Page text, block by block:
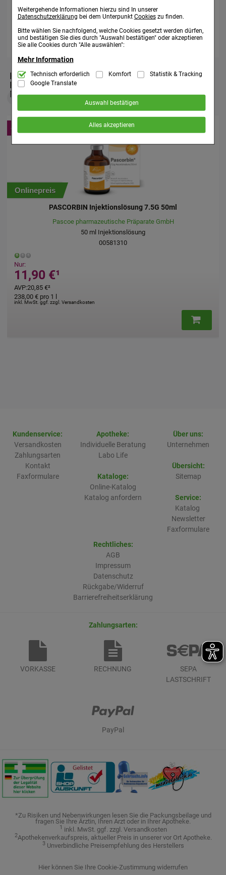
Weitergehende Informationen hierzu sind In unserer
Datenschutzerklärung bei dem Unterpunkt Cookieszu finden.
Bitte wählen Sie nachfolgend, welche Cookies gesetzt werden dürfen,
und bestätigen Sie dies durch "Auswahl bestätigen" oder akzeptieren
Sie alle Cookies durch "Alle auswählen":
Mehr Information
Technisch Notwendig:Hierbei handelt es sich um Cookies, die für
die Grundfunktionen unserer Website notwendig sind (z.B. Navigation,
Warenkorb, Kundenkonto), weshalb auf diese nicht verzichtet werden
kann.
Komfort:Diese Cookies werden genutzt um das Einkaufserlebnis
noch ansprechender zu gestalten, beispielsweise für die
Wiedererkennung des Besuchers oder unsere Seite an bevorzugte
Verhaltensweisen (z.B. Spracheinstellung) anzupassen. Komfort-
Inhalte anzuzeigen und unser Partnerprogramm zu betreiben.
Hierüber lassen sich Informationen über die
Art und Weise der Nutzung unserer Website sammeln, mit deren Hilfe
wir unsere Website weiter für Sie optimieren können, den Inhalt auf
unserer Website aber auch die Werbung auf Drittseiten möglichst
relevant für Sie zu gestalten. Bitte beachten Sie, dass Daten hierfür
teilweise an Dritte wie z.B. Google oder soziale Medien übertragen
Technisch erforderlich Komfort
Statistik & Tracking
Google Translate
Auswahl bestätigen
Alles akzeptieren
Quelle: www.asid-bonz.de
Stand: 10/2021
KUNDEN, DIE DIESES PRODUKT GEKAUFT
HABEN, HABEN SICH EBENFALLS FÜR
FOLGENDE ARTIKEL ENTSCHIEDEN
BUTTERFLY Infusionszubehör 21 G
1001 Artikel Medical GmbH
1St Kanüle
00328019
Nur:
1,65 €
inkl. MwSt. ggf. zzgl. Versandkosten
Kundenservice:
Versandkosten
Zahlungsarten
Kontakt
Faxformulare
Apotheke:
Individuelle Beratung
Labo Life
Kataloge:
Online-Katalog
Katalog anfordern
Über uns:
Unternehmen
Übersicht:
Sitemap
Service:
Katalog
Newsletter
Faxformulare
Rechtliches:
AGB
Impressum
Datenschutz
Rückgabe/Widerruf
Barrierefreiheitserklärung
Zahlungsarten:
VORKASSE RECHNUNG
SEPA
LASTSCHRIFT
PayPal
*Zu Risiken und Nebenwirkungen lesen Sie die Packungsbeilage und
fragen Sie Ihre Ärztin, Ihren Arzt oder in Ihrer Apotheke.
1 inkl. MwSt. ggf. zzgl. Versandkosten
2Apothekenverkaufspreis, aktueller Preis in unserer vor Ort Apotheke.
3Unverbindliche Preisempfehlung des Herstellers
Hier können Sie Ihre Cookie-Zustimmung widerrufen